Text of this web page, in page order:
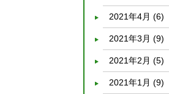
2021年4月 (6)
2021年3月 (9)
2021年2月 (5)
2021年1月 (9)